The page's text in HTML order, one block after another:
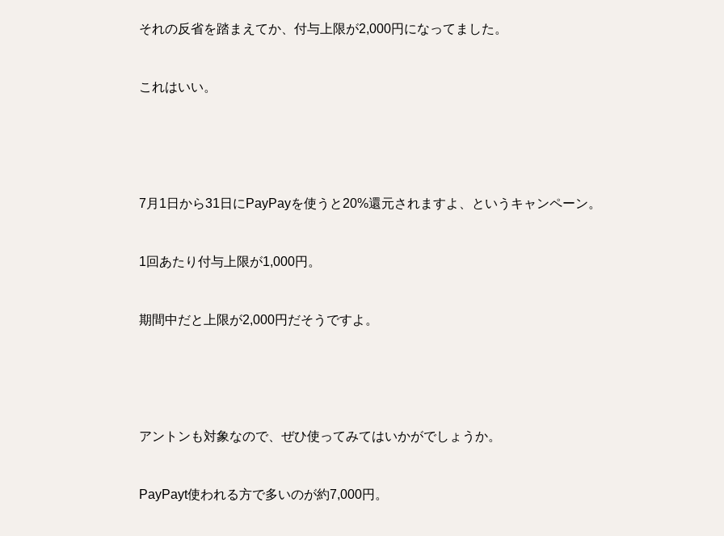
それの反省を踏まえてか、付与上限が2,000円になってました。
これはいい。
7月1日から31日にPayPayを使うと20%還元されますよ、というキャンペーン。
1回あたり付与上限が1,000円。
期間中だと上限が2,000円だそうですよ。
アントンも対象なので、ぜひ使ってみてはいかがでしょうか。
PayPayt使われる方で多いのが約7,000円。